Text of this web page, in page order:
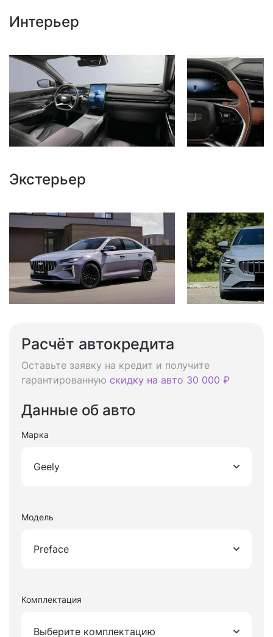
Интерьер
Экстерьер
Расчёт автокредита
Оставьте заявку на кредит и получите
гарантированную скидку на авто 30 000 ₽
Данные об авто
Марка
Geely
Модель
Preface
Комплектация
Выберите комплектацию